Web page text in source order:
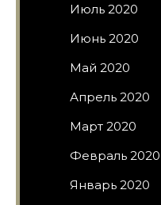
Июль 2020
Июнь 2020
Май 2020
Апрель 2020
Март 2020
Февраль 2020
Январь 2020